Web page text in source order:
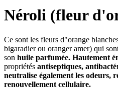
Néroli (fleur
Ce sont les fleurs d"orange
bigaradier ou oranger amer) qui
son huile parfumée. Hautement
propriétés antiseptiques,
neutralise également les odeurs,
renouvellement cellulaire.